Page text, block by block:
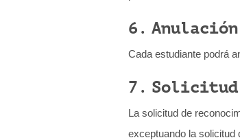
6.
Cada estudiante podrá
7. Solicitud
La solicitud de
exceptuando la solicitud